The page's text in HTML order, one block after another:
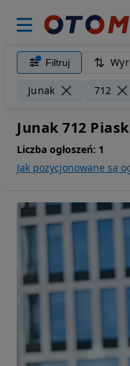
Filtruj
Junak 712
Junak 712
Liczba ogłoszeń: 1
Jak pozycjonowane są